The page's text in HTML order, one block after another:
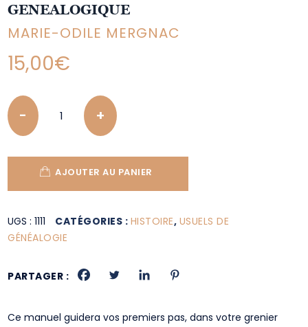
GENEALOGIQUE
MARIE-ODILE MERGNAC
15,00€
Quantity
AJOUTER AU PANIER
UGS :1111 CATÉGORIES : HISTOIRE, USUELS DE
GÉNÉALOGIE
PARTAGER :
Ce manuel guidera vos premiers pas, dans votre grenier